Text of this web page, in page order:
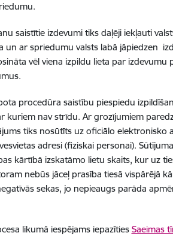
saistītie izdevumi tiks daļēji iekļauti
un ar spriedumu valsts labā jāpiedzen
vēl viena izpildu lieta par
procedūra saistību piespiedu
kuriem nav strīdu. Ar grozījumiem
tiks nosūtīts uz oficiālo elektronisko
adresi (fiziskai personai).
kārtībā izskatāmo lietu skaits, kur uz
nebūs jāceļ prasība tiesā vispārējā
sekas, jo nepieaugs parāda
likumā iespējams iepazīties Saeimas